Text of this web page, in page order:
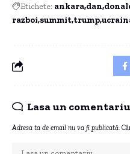
Etichete: ankara dan
razboi summit trump
Lasa un comentariu
Adresa ta de email nu va fi publicată.